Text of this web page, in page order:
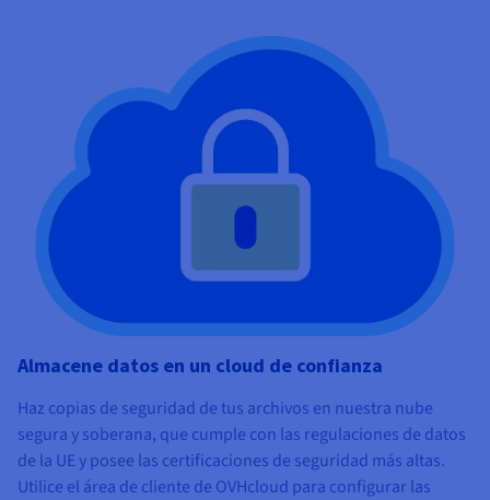
Almacene datos en un cloud de confianza
Haz copias de seguridad de tus archivos en nuestra nube
segura y soberana, que cumple con las regulaciones de datos
de la UE y posee las certificaciones de seguridad más altas.
Utilice el área de cliente de OVHcloud para configurar las